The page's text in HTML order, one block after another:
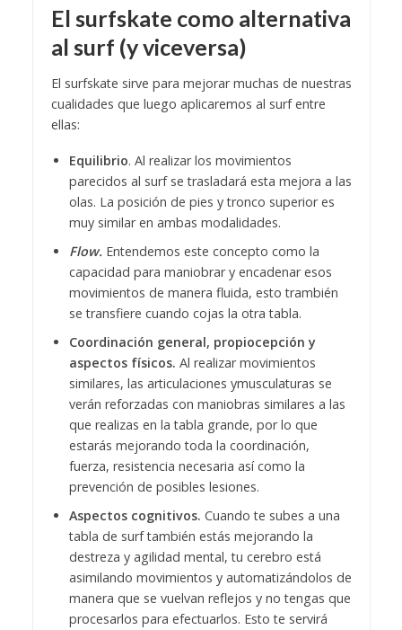
El surfskate como alternativa
al surf (y viceversa)
El surfskate sirve para mejorar muchas de nuestras
cualidades que luego aplicaremos al surf entre
ellas:
Equilibrio. Al realizar los movimientos
parecidos al surf se trasladará esta mejora a las
olas. La posición de pies y tronco superior es
muy similar en ambas modalidades.
Flow. Entendemos este concepto como la
capacidad para maniobrar y encadenar esos
movimientos de manera fluida, esto trambién
se transfiere cuando cojas la otra tabla.
Coordinación general, propiocepción y
aspectos físicos. Al realizar movimientos
similares, las articulaciones ymusculaturas se
verán reforzadas con maniobras similares a las
que realizas en la tabla grande, por lo que
estarás mejorando toda la coordinación,
fuerza, resistencia necesaria así como la
prevención de posibles lesiones.
Aspectos cognitivos. Cuando te subes a una
tabla de surf también estás mejorando la
destreza y agilidad mental, tu cerebro está
asimilando movimientos y automatizándolos de
manera que se vuelvan reflejos y no tengas que
procesarlos para efectuarlos. Esto te servirá